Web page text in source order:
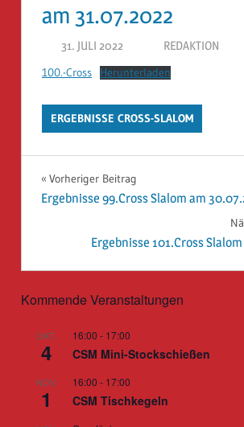
am 31.07.2022
31. JULI 2022 REDAKTION
100.-Cross Herunterladen
ERGEBNISSE CROSS-SLALOM
Beitragsnavigation
Vorheriger Beitrag
Ergebnisse 99.Cross Slalom am
Ergebnisse 101.Cross
Kommende Veranstaltungen
OKT.
4
16:00 - 17:00
CSM Mini-Stockschießen
NOV.
1
16:00 - 17:00
CSM Tischkegeln